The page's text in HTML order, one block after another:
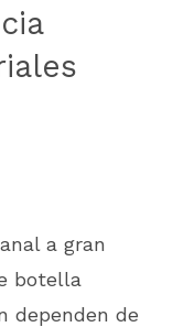
a gran
botella
dependen de